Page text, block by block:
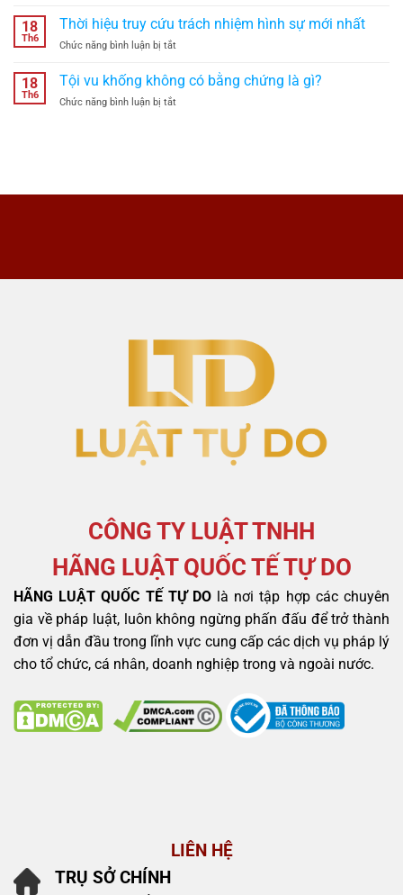
định
lực
quy
pháp
luật
chấp
đai
bắt
18
Th6
Thời hiệu truy cứu trách nhiệm hình sự mới nhất
Chức năng bình luận bị tắtở
hiệu
truy
cứu
nhất
18
Th6
Tội vu khống không có bằng chứng là gì?
Chức năng bình luận bị tắtở
bằng
CÔNG TY LUẬT TNHH
HÃNG LUẬT QUỐC TẾ TỰ DO
HÃNG LUẬT QUỐC TẾ TỰ DOlà nơi tập hợp các chuyên
gia về pháp luật, luôn không ngừng phấn đấu để trở thành
đơn vị dẫn đầu trong lĩnh vực cung cấp các dịch vụ pháp lý
cho tổ chức, cá nhân, doanh nghiệp trong và ngoài nước.
LIÊN HỆ
TRỤ SỞ CHÍNH